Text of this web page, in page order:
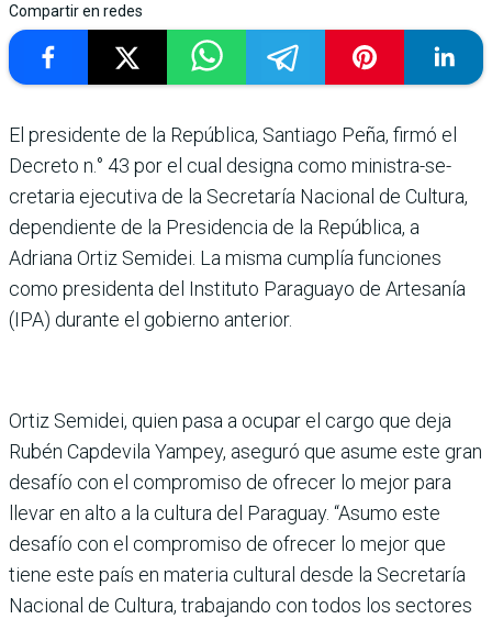
Compartir en redes
El presidente de la Repú­blica, Santiago Peña, firmó el
Decreto n.° 43 por el cual designa como ministra-se­
cretaria ejecutiva de la Secretaría Nacional de Cul­tura,
dependiente de la Pre­sidencia de la República, a
Adriana Ortiz Semidei. La misma cumplía funciones
como presidenta del Instituto Paraguayo de Artesanía
(IPA) durante el gobierno anterior.
Ortiz Semidei, quien pasa a ocupar el cargo que deja
Rubén Capdevila Yampey, aseguró que asume este gran
desafío con el compromiso de ofrecer lo mejor para
llevar en alto a la cultura del Para­guay. “Asumo este
desafío con el compromiso de ofre­cer lo mejor que
tiene este país en materia cultural desde la Secretaría
Nacional de Cul­tura, trabajando con todos los sectores